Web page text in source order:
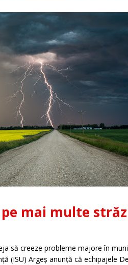
pe mai multe
să creeze probleme majore în
(ISU) Argeș anunță că echipajele